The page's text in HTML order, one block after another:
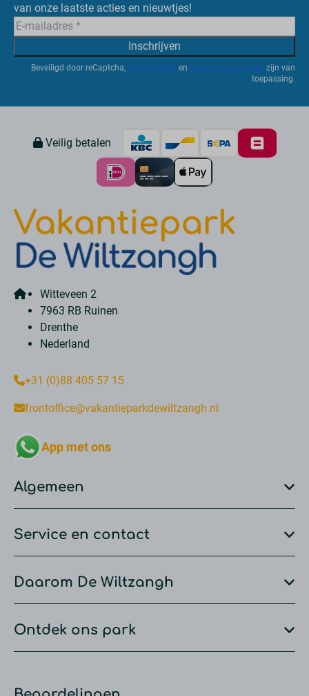
van onze laatste acties en nieuwtjes!
Inschrijven
Beveiligd door reCaptcha, privacybeleid en servicevoorwaarden zijn van
toepassing.
Veilig betalen
Witteveen 2
7963 RB Ruinen
Drenthe
Nederland
+31 (0)88 405 57 15
frontoffice@vakantieparkdewiltzangh.nl
App met ons
Algemeen
Service en contact
Daarom De Wiltzangh
Ontdek ons park